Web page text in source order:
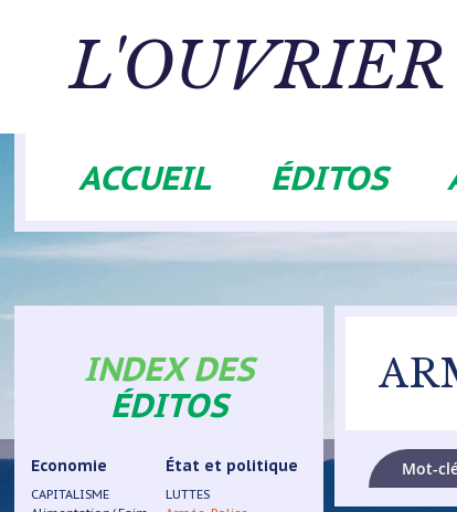
L'OUVRIER
Navigation
ACCUEIL ÉDITOS
INDEX DES
ÉDITOS
Economie
CAPITALISME
État et politique
LUTTES